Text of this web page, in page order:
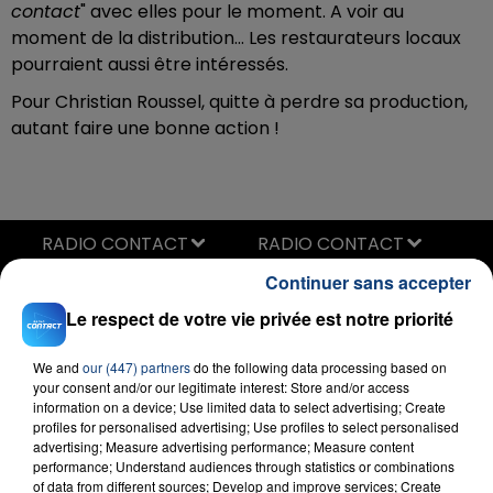
contact" avec elles pour le moment. A voir au
moment de la distribution... Les restaurateurs locaux
pourraient aussi être intéressés.
Pour Christian Roussel, quitte à perdre sa production,
autant faire une bonne action !
Mi Chico
DJ GOJA & JASON DERULO &
MELODY
RADIO CONTACT
Le respect de votre vie privée est notre priorité
We and our (447) partnersdo the following data processing based on
your consent and/or our legitimate interest: Store and/or access
information on a device; Use limited data to select advertising; Create
profiles for personalised advertising; Use profiles to select personalised
advertising; Measure advertising performance; Measure content
performance; Understand audiences through statistics or combinations
of data from different sources; Develop and improve services; Create
Continuer sans accepter